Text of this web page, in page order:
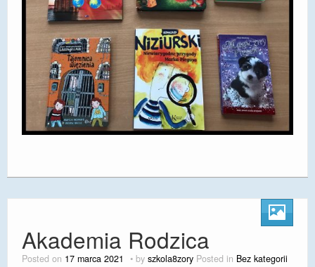
Akademia Rodzica
Posted on 17 marca 2021 by szkola8zory Posted in Bez kategorii